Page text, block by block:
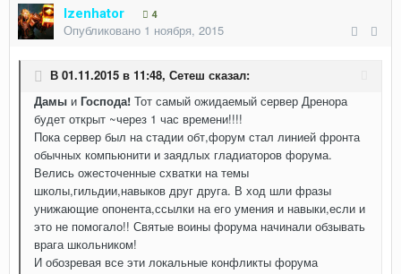
Izenhator 4
Опубликовано 1 ноября, 2015
В 01.11.2015 в 11:48, Сетеш сказал:
Дамы и Господа! Тот самый ожидаемый сервер Дренора
будет открыт ~через 1 час времени!!!!
Пока сервер был на стадии обт,форум стал линией фронта
обычных компьюнити и заядлых гладиаторов форума.
Велись ожесточенные схватки на темы
школы,гильдии,навыков друг друга. В ход шли фразы
унижающие опонента,ссылки на его умения и навыки,если и
это не помогало!! Святые воины форума начинали обзывать
врага школьником!
И обозревая все эти локальные конфликты форума